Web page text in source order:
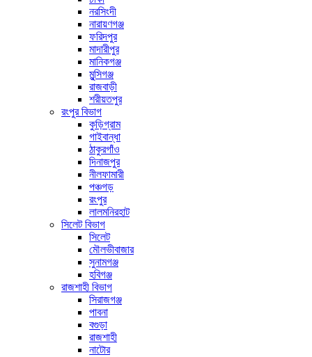
নরসিংদী
নারায়ণগঞ্জ
ফরিদপুর
মাদারীপুর
মানিকগঞ্জ
মুন্সিগঞ্জ
রাজবাড়ী
শরীয়তপুর
রংপুর বিভাগ
কুড়িগ্রাম
গাইবান্ধা
ঠাকুরগাঁও
দিনাজপুর
নীলফামারী
পঞ্চগড়
রংপুর
লালমনিরহাট
সিলেট বিভাগ
সিলেট
মৌলভীবাজার
সুনামগঞ্জ
হবিগঞ্জ
রাজশাহী বিভাগ
সিরাজগঞ্জ
পাবনা
বগুড়া
রাজশাহী
নাটোর